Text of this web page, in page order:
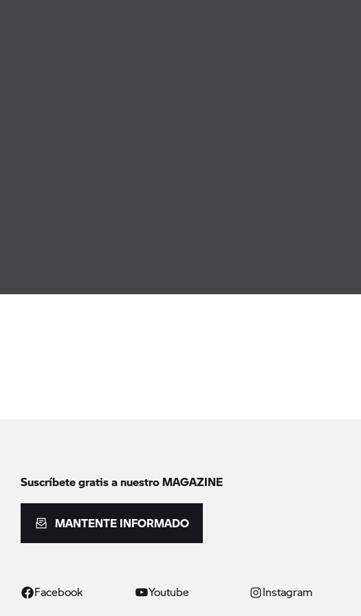
Suscríbete gratis a nuestro MAGAZINE
MANTENTE INFORMADO
Facebook Youtube Instagram